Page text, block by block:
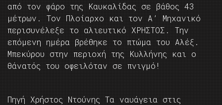
από τον φάρο της Καυκαλίδας σε βάθος 43
μέτρων. Τον Πλοίαρχο και τον Α’ Μηχανικό
περισυνέλεξε το αλιευτικό ΧΡΗΣΤΟΣ. Την
επόμενη ημέρα βρέθηκε το πτώμα του Αλέξ.
Μπεκύρου στην περιοχή της Κυλλήνης και ο
θάνατός του οφειλόταν σε πνιγμό!
Πηγή Χρήστος Ντούνης Τα ναυάγεια στις